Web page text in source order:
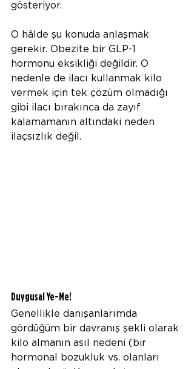
gösteriyor.
O hâlde şu konuda anlaşmak
gerekir. Obezite bir GLP-1
hormonu eksikliği değildir. O
nedenle de ilacı kullanmak kilo
vermek için tek çözüm olmadığı
gibi ilacı bırakınca da zayıf
kalamamanın altındaki neden
ilaçsızlık değil.
Duygusal Ye-Me!
Genellikle danışanlarımda
gördüğüm bir davranış şekli olarak
kilo almanın asıl nedeni (bir
hormonal bozukluk vs. olanları